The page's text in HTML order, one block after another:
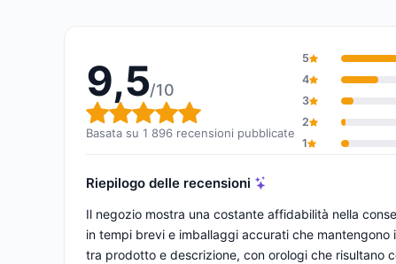
9,5/10
Valutazione globale: 9,5 su 10
Basata su 1 896 recensioni pubblicate
5
4
3
2
1
Riepilogo delle recensioni
Il negozio mostra una costante affidabilità nella
in tempi brevi e imballaggi accurati che
tra prodotto e descrizione, con orologi che risultano